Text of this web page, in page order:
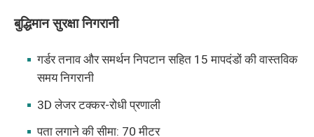
बुद्धिमान सुरक्षा निगरानी
गर्डर तनाव और समर्थन निपटान सहित 15 मापदंडों की वास्तविक
समय निगरानी
3D लेजर टक्कर-रोधी प्रणाली
पता लगाने की सीमा: 70 मीटर